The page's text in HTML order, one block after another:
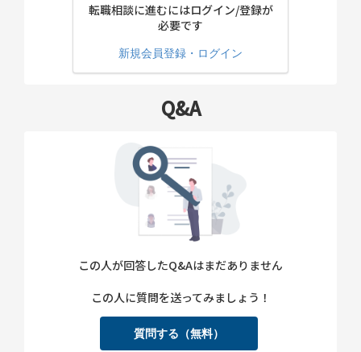
転職相談に進むにはログイン/登録が
必要です
新規会員登録・ログイン
Q&A
この人が回答したQ&Aはまだありません
この人に質問を送ってみましょう！
質問する（無料）